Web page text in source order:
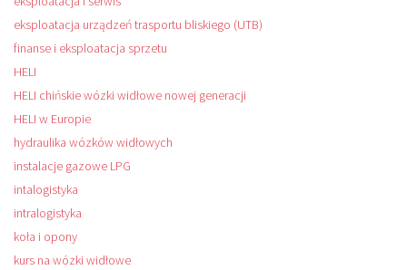
eksploatacja urządzeń trasportu bliskiego (UTB)
finanse i eksploatacja sprzetu
HELI
HELI chińskie wózki widłowe nowej generacji
HELI w Europie
hydraulika wózków widłowych
instalacje gazowe LPG
intalogistyka
intralogistyka
koła i opony
kurs na wózki widłowe